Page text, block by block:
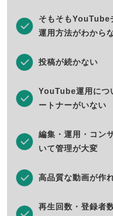
そもそもYouTube
運用方法がわから
投稿が続かない
YouTube運用につ
ートナーがいない
編集・運用・コン
いて管理が大変
高品質な動画が作
再生回数・登録者